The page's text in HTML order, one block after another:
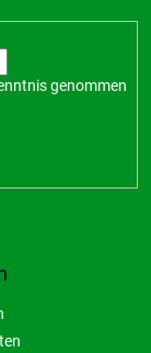
genommen